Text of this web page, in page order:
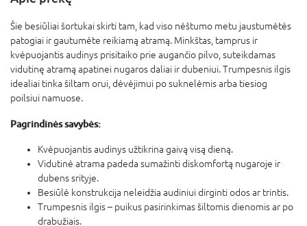
Šie besiūliai šortukai skirti tam, kad viso nėštumo metu jaustumėtės
patogiai ir gautumėte reikiamą atramą. Minkštas, tamprus ir
kvėpuojantis audinys prisitaiko prie augančio pilvo, suteikdamas
vidutinę atramą apatinei nugaros daliai ir dubeniui. Trumpesnis ilgis
idealiai tinka šiltam orui, dėvėjimui po suknelėmis arba tiesiog
poilsiui namuose.
Pagrindinės savybės:
Kvėpuojantis audinys užtikrina gaivą visą dieną.
Vidutinė atrama padeda sumažinti diskomfortą nugaroje ir
dubens srityje.
Besiūlė konstrukcija neleidžia audiniui dirginti odos ar trintis.
Trumpesnis ilgis – puikus pasirinkimas šiltomis dienomis ar po
drabužiais.